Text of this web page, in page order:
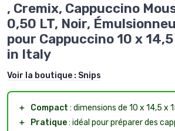
, Cremix, Cappuccino
0,50 LT, Noir,
pour Cappuccino 10 x
in Italy
Voir la boutique : Snips
＋ Compact : dimensions de 10 x 14,5 x
＋
Pratique: idéal pour préparer des